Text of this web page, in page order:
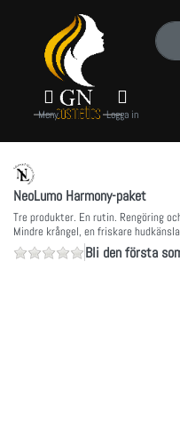
Meny Logga in
NeoLumo Harmony-paket
Tre produkter. En rutin. Rengöring
Mindre krångel, en friskare
Bli den första